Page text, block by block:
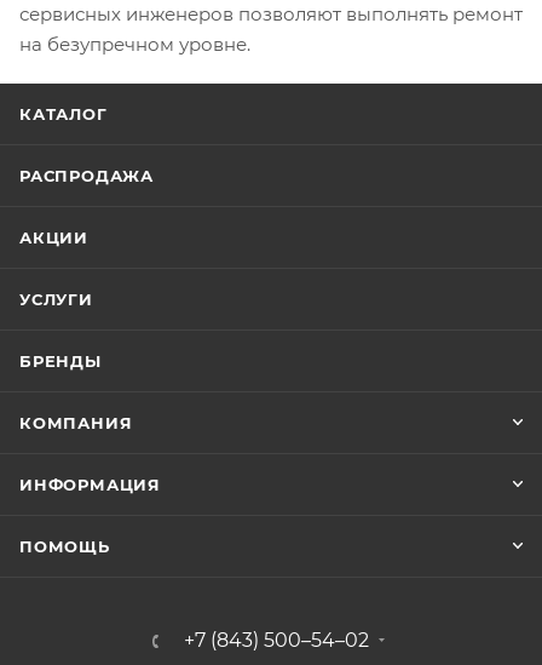
сервисных инженеров позволяют выполнять ремонт
на безупречном уровне.
КАТАЛОГ
РАСПРОДАЖА
АКЦИИ
УСЛУГИ
БРЕНДЫ
КОМПАНИЯ
ИНФОРМАЦИЯ
ПОМОЩЬ
+7 (843) 500–54–02